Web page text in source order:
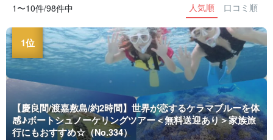
1〜10件/98件中 人気順 口コミ順
【慶良間/渡嘉敷島/約2時間】世界が恋するケラマブルーを体
感♪ボートシュノーケリングツアー＜無料送迎あり＞家族旅
行にもおすすめ☆（No.334）